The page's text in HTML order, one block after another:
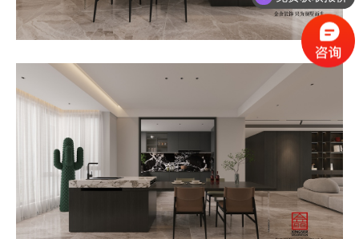
获取最新优惠活动